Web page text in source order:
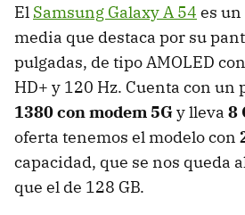
El Samsung Galaxy A 54 es
media que destaca por su
pulgadas, de tipo AMOLED
HD+ y 120 Hz. Cuenta con un
1380 con modem 5Gy lleva 8
oferta tenemos el modelo con
capacidad, que se nos queda
que el de 128 GB.